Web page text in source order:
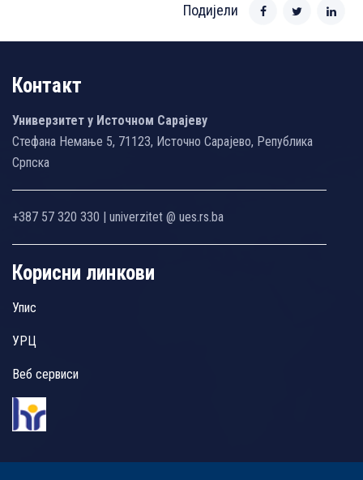
Подијели
Контакт
Универзитет у Источном Сарајеву
Стефана Немање 5, 71123, Источно Сарајево, Република
Српска
+387 57 320 330 | univerzitet @ ues.rs.ba
Корисни линкови
Упис
УРЦ
Веб сервиси